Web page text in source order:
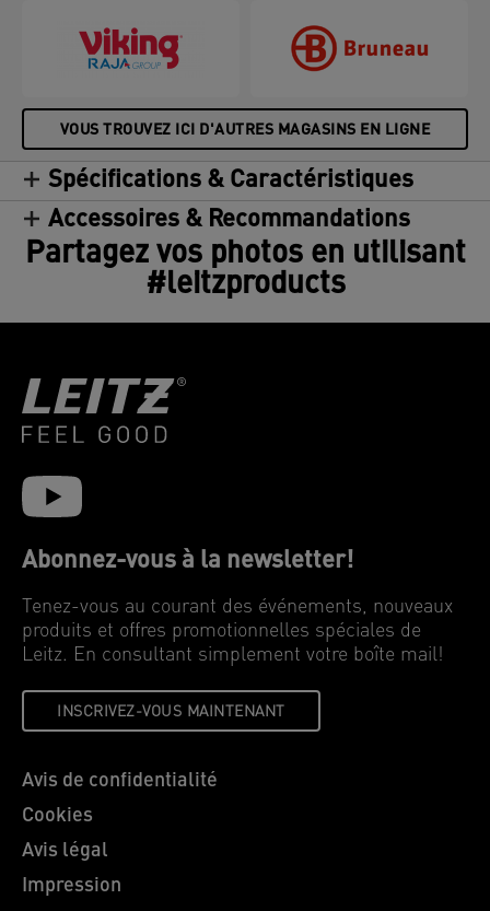
VOUS TROUVEZ ICI D'AUTRES MAGASINS EN LIGNE
Spécifications & Caractéristiques
Accessoires & Recommandations
Partagez vos photos en utilisant
#leitzproducts
Abonnez-vous à la newsletter!
Tenez-vous au courant des événements, nouveaux
produits et offres promotionnelles spéciales de
Leitz. En consultant simplement votre boîte mail!
INSCRIVEZ-VOUS MAINTENANT
Avis de confidentialité
Cookies
Avis légal
Impression